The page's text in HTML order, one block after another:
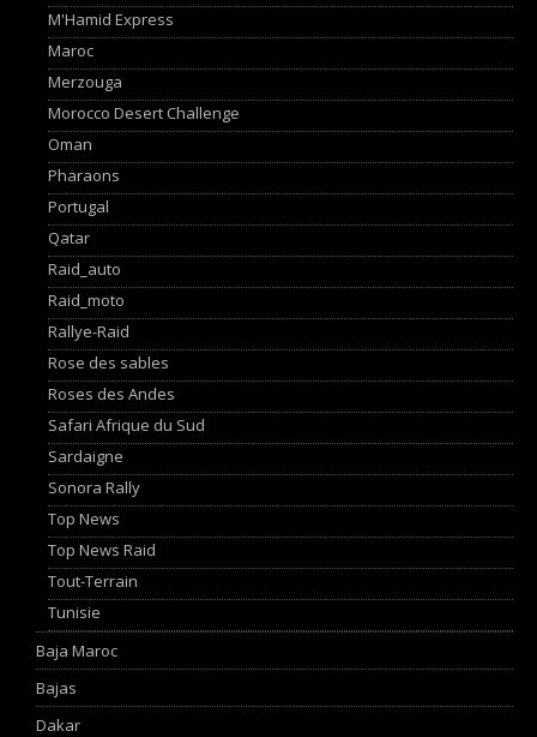
M'Hamid Express
Maroc
Merzouga
Morocco Desert Challenge
Oman
Pharaons
Portugal
Qatar
Raid_auto
Raid_moto
Rallye-Raid
Rose des sables
Roses des Andes
Safari Afrique du Sud
Sardaigne
Sonora Rally
Top News
Top News Raid
Tout-Terrain
Tunisie
Baja Maroc
Bajas
Dakar